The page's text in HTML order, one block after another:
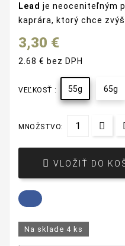
Lead je neoceniteľným
kaprára, ktorý chce
3,30 €
2.68 € bez DPH
VEĽKOSŤ : 55g 65g
MNOŽSTVO:
 VLOŽIŤ DO
Na sklade 4 ks